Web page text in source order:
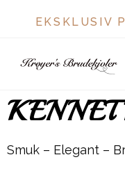
EKSKLUSIV
Smuk – Elegant –